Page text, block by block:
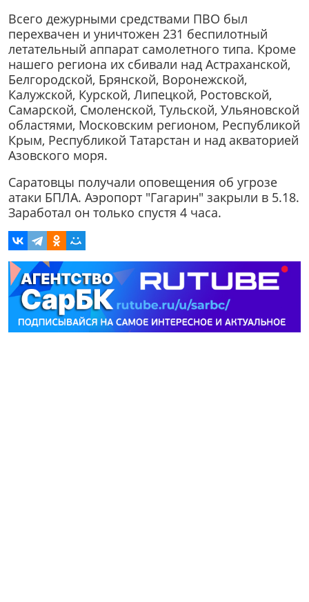
Всего дежурными средствами ПВО был
перехвачен и уничтожен 231 беспилотный
летательный аппарат самолетного типа. Кроме
нашего региона их сбивали над Астраханской,
Белгородской, Брянской, Воронежской,
Калужской, Курской, Липецкой, Ростовской,
Самарской, Смоленской, Тульской, Ульяновской
областями, Московским регионом, Республикой
Крым, Республикой Татарстан и над акваторией
Азовского моря.
Саратовцы получали оповещения об угрозе
атаки БПЛА. Аэропорт "Гагарин" закрыли в 5.18.
Заработал он только спустя 4 часа.